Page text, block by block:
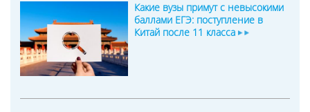
Какие вузы примут с невысокими
баллами ЕГЭ: поступление в
Китай после 11 класса